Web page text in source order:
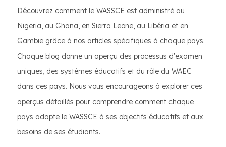
Découvrez comment le WASSCE est administré au
Nigeria, au Ghana, en Sierra Leone, au Libéria et en
Gambie grâce à nos articles spécifiques à chaque pays.
Chaque blog donne un aperçu des processus d'examen
uniques, des systèmes éducatifs et du rôle du WAEC
dans ces pays. Nous vous encourageons à explorer ces
aperçus détaillés pour comprendre comment chaque
pays adapte le WASSCE à ses objectifs éducatifs et aux
besoins de ses étudiants.